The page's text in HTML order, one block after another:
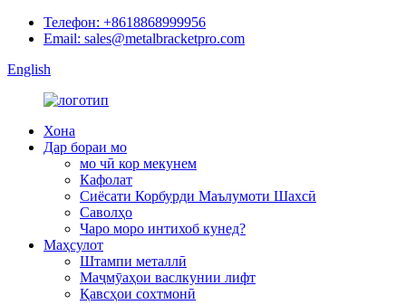
Телефон: +8618868999956
Email: sales@metalbracketpro.com
English
Хона
Дар бораи мо
мо чӣ кор мекунем
Кафолат
Сиёсати Корбурди Маълумоти Шахсӣ
Саволҳо
Чаро моро интихоб кунед?
Маҳсулот
Штампи металлӣ
Маҷмӯаҳои васлкунии лифт
Қавсҳои сохтмонӣ